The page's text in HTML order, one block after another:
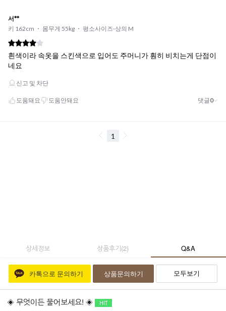
상세정보 상품후기(2) Q&A
카톡으로 문의하기 상품문의하기 모두보기
◈ 무엇이든 물어보세요! ◈